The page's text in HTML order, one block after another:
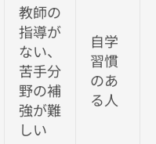
教師の
指導が
ない、
苦手分
野の補
強が難
しい
自学
習慣
のあ
る人